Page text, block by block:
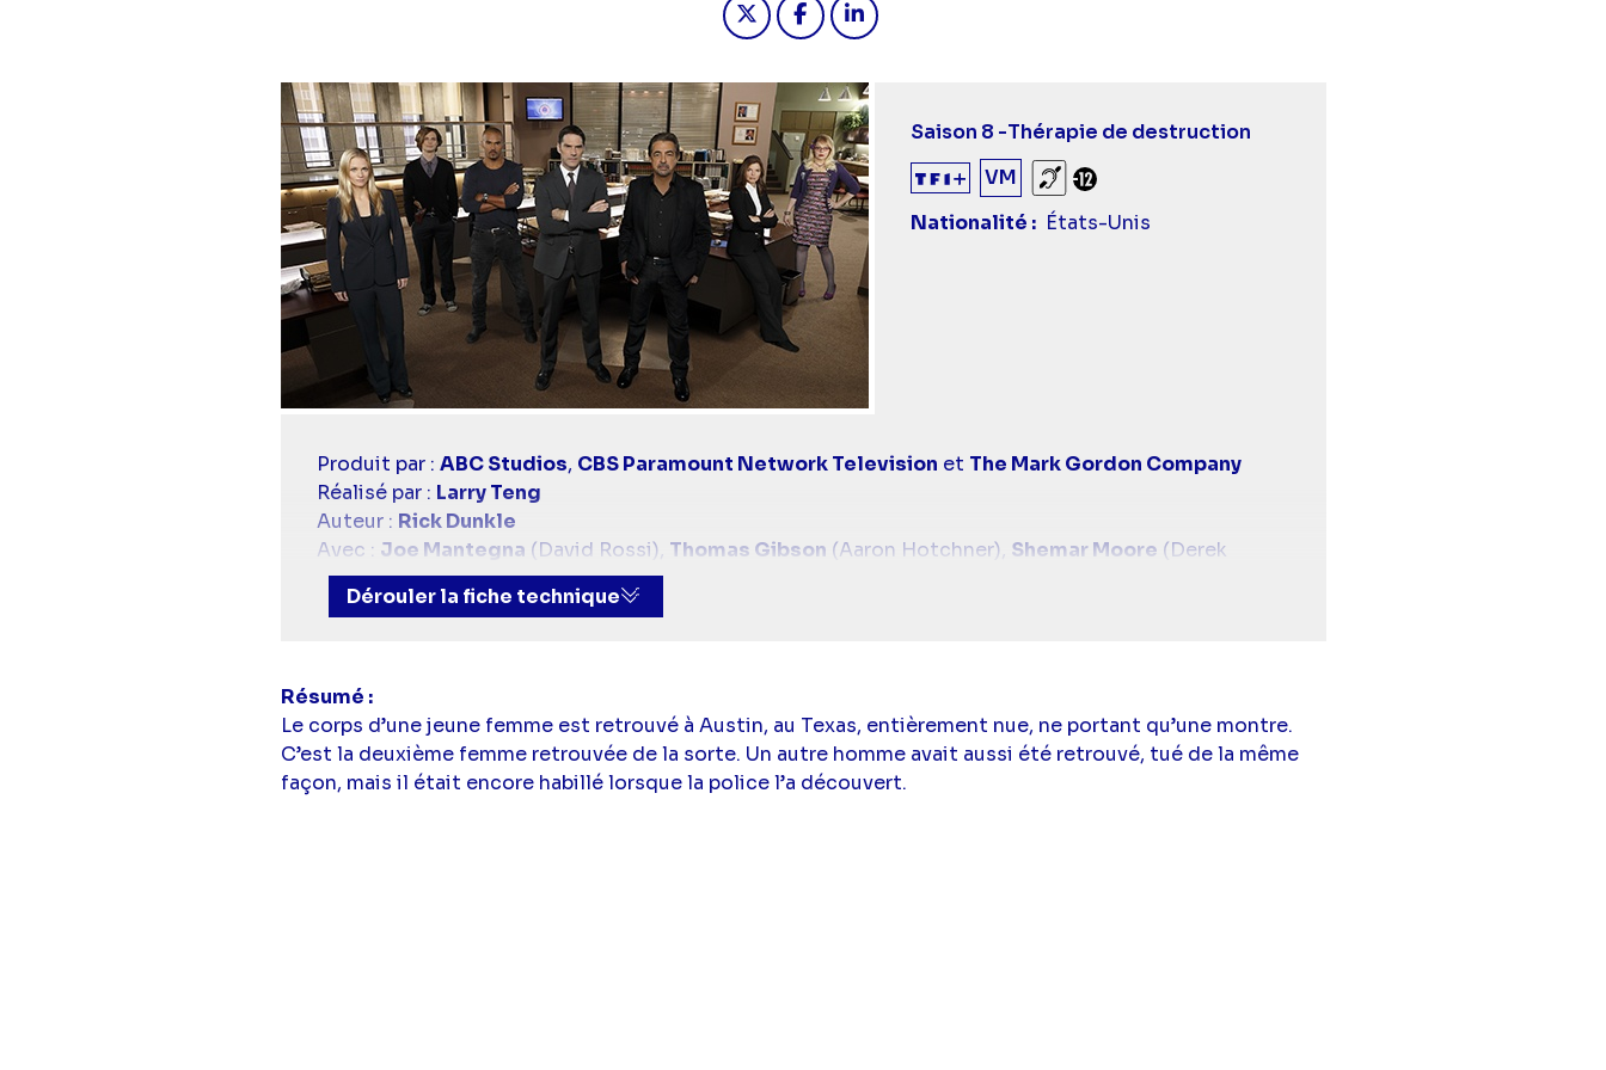
Saison 8 -Thérapie de destruction
VM
Sourds et malentendants
Déconseillé aux -12 ans
Nationalité
États-Unis
Casting
simba
Produit par : ABC Studios, CBS Paramount Network Television et The Mark Gordon Company
Réalisé par : Larry Teng
Auteur : Rick Dunkle
Avec : Joe Mantegna (David Rossi), Thomas Gibson (Aaron Hotchner), Shemar Moore (Derek
Morgan),A.J. Cook(Jennifer Jareau),
(Docteur Spencer Reid),Jeanne Tripplehorn
Dérouler la fiche technique
Résumé
Le corps d’une jeune femme est retrouvé à Austin, au Texas, entièrement nue, ne portant qu’une montre.
C’est la deuxième femme retrouvée de la sorte. Un autre homme avait aussi été retrouvé, tué de la même
façon, mais il était encore habillé lorsque la police l’a découvert.